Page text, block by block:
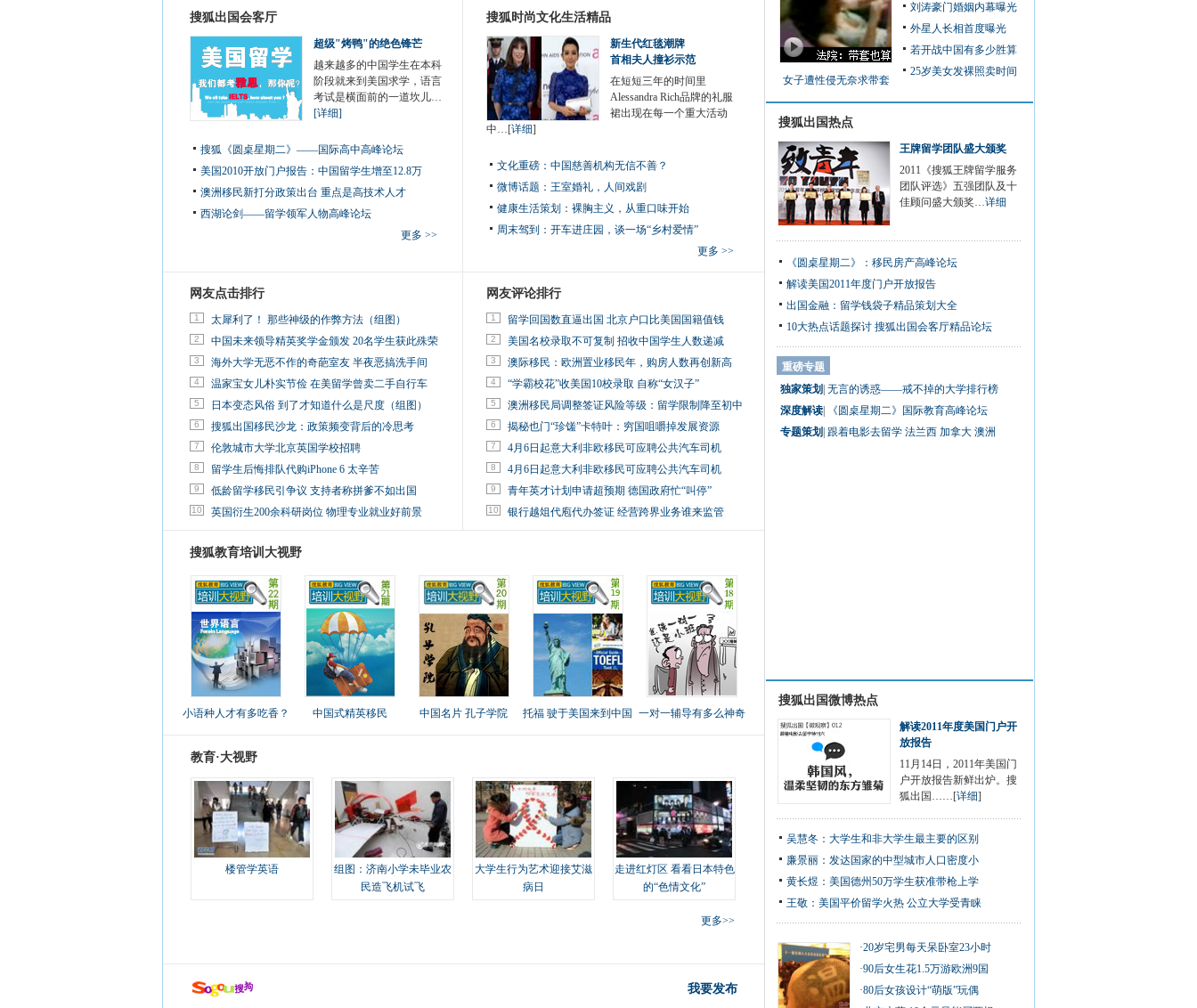
搜狐出国会客厅
超级"烤鸭"的绝色锋芒
越来越多的中国学生在本科
阶段就来到美国求学，语言
考试是横面前的一道坎儿…
[详细]
搜狐《圆桌星期二》——国际高中高峰论坛
美国2010开放门户报告：中国留学生增至12.8万
澳洲移民新打分政策出台 重点是高技术人才
西湖论剑——留学领军人物高峰论坛
更多 >>
搜狐时尚文化生活精品
新生代红毯潮牌
首相夫人撞衫示范
在短短三年的时间里
Alessandra Rich品牌的礼服
裙出现在每一个重大活动
中…[详细]
文化重磅： 中国慈善机构无信不善？
微博话题： 王室婚礼，人间戏剧
健康生活策划： 裸胸主义，从重口味开始
周末驾到： 开车进庄园，谈一场“乡村爱情”
更多 >>
网友点击排行
1 太犀利了！ 那些神级的作弊方法（组图）
2 中国未来领导精英奖学金颁发 20名学生获此殊荣
3 海外大学无恶不作的奇葩室友 半夜恶搞洗手间
4 温家宝女儿朴实节俭 在美留学曾卖二手自行车
5 日本变态风俗 到了才知道什么是尺度（组图）
6 搜狐出国移民沙龙：政策频变背后的冷思考
7 伦敦城市大学北京英国学校招聘
8 留学生后悔排队代购iPhone 6 太辛苦
9 低龄留学移民引争议 支持者称拼爹不如出国
10 英国衍生200余科研岗位 物理专业就业好前景
网友评论排行
1 留学回国数直逼出国 北京户口比美国国籍值钱
2 美国名校录取不可复制 招收中国学生人数递减
3 澳际移民：欧洲置业移民年，购房人数再创新高
4 “学霸校花”收美国10校录取 自称“女汉子”
5 澳洲移民局调整签证风险等级：留学限制降至初中
6 揭秘也门“珍馐”卡特叶：穷国咀嚼掉发展资源
7 4月6日起意大利非欧移民可应聘公共汽车司机
8 4月6日起意大利非欧移民可应聘公共汽车司机
9 青年英才计划申请超预期 德国政府忙“叫停”
10 银行越俎代庖代办签证 经营跨界业务谁来监管
搜狐教育培训大视野
小语种人才有多吃香？ 中国式精英移民 中国名片 孔子学院 托福 驶于美国来到中国 一对一辅导有多么神奇
教育·大视野
楼管学英语
组图：济南小学未毕业农
民造飞机试飞
大学生行为艺术迎接艾滋
病日
走进红灯区 看看日本特色
的“色情文化”
更多>>
我要发布
女子遭性侵无奈求带套
刘涛豪门婚姻内幕曝光
外星人长相首度曝光
若开战中国有多少胜算
25岁美女发裸照卖时间
搜狐出国热点
王牌留学团队盛大颁奖
2011《搜狐王牌留学服务
团队评选》五强团队及十
佳顾问盛大颁奖…详细
《圆桌星期二》：移民房产高峰论坛
解读美国2011年度门户开放报告
出国金融：留学钱袋子精品策划大全
10大热点话题探讨 搜狐出国会客厅精品论坛
重磅专题
独家策划 无言的诱惑——戒不掉的大学排行榜
深度解读
《圆桌星期二》国际教育高峰论坛
专题策划 跟着电影去留学 法兰西 加拿大 澳洲
搜狐出国微博热点
解读2011年度美国门户开
放报告
11月14日，2011年美国门
户开放报告新鲜出炉。搜
狐出国……[详细]
吴慧冬：大学生和非大学生最主要的区别
廉景丽：发达国家的中型城市人口密度小
黄长煜：美国德州50万学生获准带枪上学
王敬：美国平价留学火热 公立大学受青睐
·20岁宅男每天呆卧室23小时
·90后女生花1.5万游欧洲9国
·80后女孩设计“萌版”玩偶